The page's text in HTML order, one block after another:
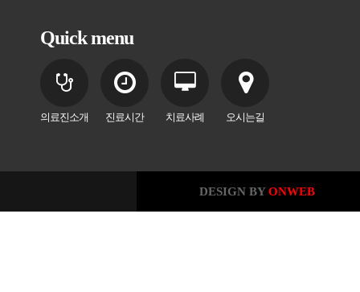
Quick menu
의료진소개 진료시간 치료사례 오시는길
DESIGN BYONWEB